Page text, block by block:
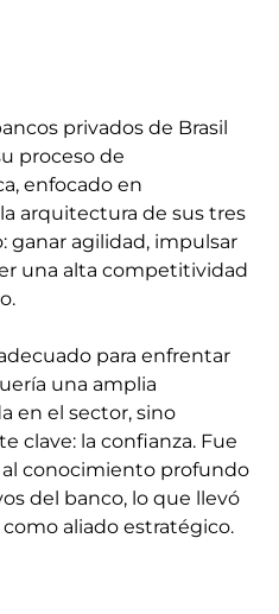
privados de Brasil
proceso de
enfocado en
arquitectura de sus tres
ganar agilidad, impulsar
una alta competitividad
para enfrentar
una amplia
en el sector, sino
clave: la confianza. Fue
conocimiento profundo
del banco, lo que llevó
aliado estratégico.